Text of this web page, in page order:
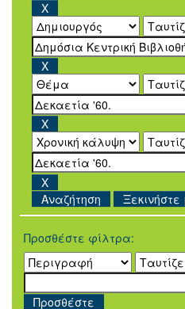
Προσθέστε φίλτρα: